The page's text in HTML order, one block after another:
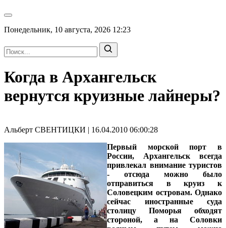
Понедельник, 10 августа, 2026 12:23
Когда в Архангельск
вернутся круизные лайнеры?
Альберт СВЕНТИЦКИ | 16.04.2010 06:00:28
Первый морской порт в
России, Архангельск всегда
привлекал внимание туристов
- отсюда можно было
отправиться в круиз к
Соловецким островам. Однако
сейчас иностранные суда
столицу Поморья обходят
стороной, а на Соловки